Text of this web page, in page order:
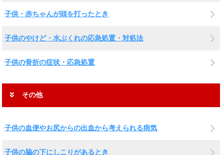
子供・赤ちゃんが頭を打ったとき
子供のやけど・水ぶくれの応急処置・対処法
子供の骨折の症状・応急処置
その他
子供の血便やお尻からの出血から考えられる病気
子供の脇の下にしこりがあるとき